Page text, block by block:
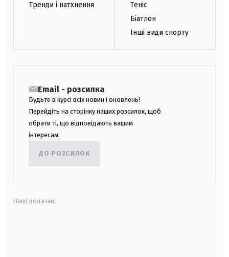
Тренди і натхнення
Теніс
Біатлон
Інші види спорту
Email - розсилка
Будьте в курсі всіх новин і оновлень!
Перейдіть на сторінку наших розсилок, щоб
обрати ті, що відповідають вашим
інтересам.
ДО РОЗСИЛОК
Наші додатки: